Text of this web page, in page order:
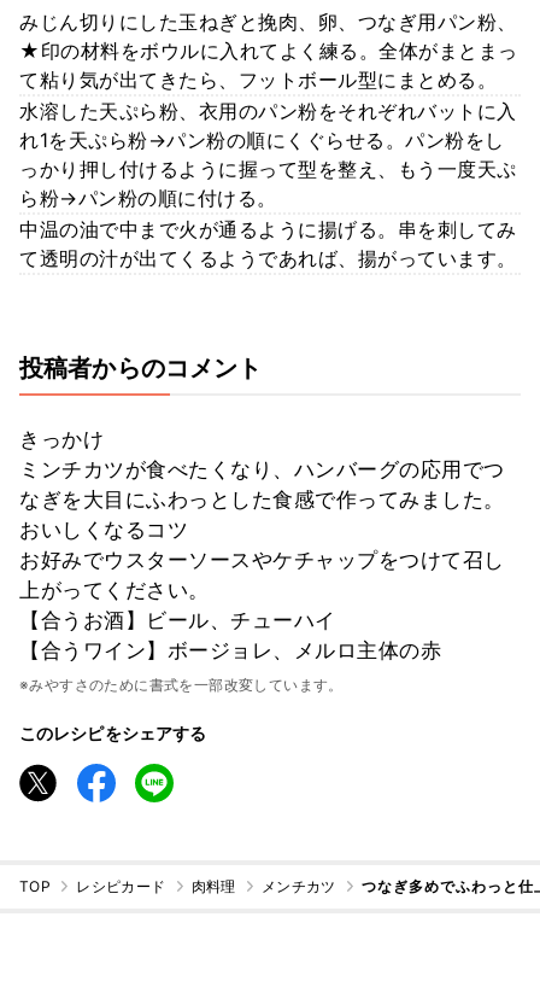
みじん切りにした玉ねぎと挽肉、卵、つなぎ用パン粉、
★印の材料をボウルに入れてよく練る。全体がまとまっ
て粘り気が出てきたら、フットボール型にまとめる。
水溶した天ぷら粉、衣用のパン粉をそれぞれバットに入
れ1を天ぷら粉→パン粉の順にくぐらせる。パン粉をし
っかり押し付けるように握って型を整え、もう一度天ぷ
ら粉→パン粉の順に付ける。
中温の油で中まで火が通るように揚げる。串を刺してみ
て透明の汁が出てくるようであれば、揚がっています。
投稿者からのコメント
きっかけ
ミンチカツが食べたくなり、ハンバーグの応用でつ
なぎを大目にふわっとした食感で作ってみました。
おいしくなるコツ
お好みでウスターソースやケチャップをつけて召し
上がってください。
【合うお酒】ビール、チューハイ
【合うワイン】ボージョレ、メルロ主体の赤
※みやすさのために書式を一部改変しています。
このレシピをシェアする
TOP レシピカード 肉料理 メンチカツ つなぎ多めでふわっと